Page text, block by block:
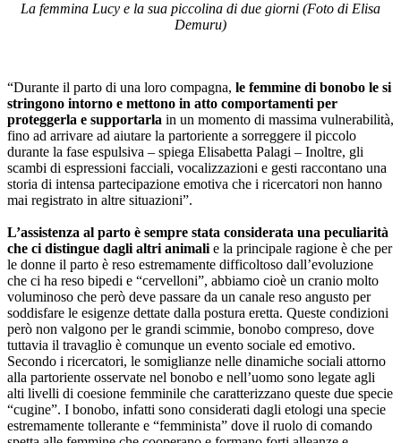
La femmina Lucy e la sua piccolina di due giorni (Foto di Elisa
Demuru)
“Durante il parto di una loro compagna, le femmine di bonobo le si
stringono intorno e mettono in atto comportamenti per
proteggerla e supportarla in un momento di massima vulnerabilità,
fino ad arrivare ad aiutare la partoriente a sorreggere il piccolo
durante la fase espulsiva – spiega Elisabetta Palagi – Inoltre, gli
scambi di espressioni facciali, vocalizzazioni e gesti raccontano una
storia di intensa partecipazione emotiva che i ricercatori non hanno
mai registrato in altre situazioni”.
L’assistenza al parto è sempre stata considerata una peculiarità
che ci distingue dagli altri animali e la principale ragione è che per
le donne il parto è reso estremamente difficoltoso dall’evoluzione
che ci ha reso bipedi e “cervelloni”, abbiamo cioè un cranio molto
voluminoso che però deve passare da un canale reso angusto per
soddisfare le esigenze dettate dalla postura eretta. Queste condizioni
però non valgono per le grandi scimmie, bonobo compreso, dove
tuttavia il travaglio è comunque un evento sociale ed emotivo.
Secondo i ricercatori, le somiglianze nelle dinamiche sociali attorno
alla partoriente osservate nel bonobo e nell’uomo sono legate agli
alti livelli di coesione femminile che caratterizzano queste due specie
“cugine”. I bonobo, infatti sono considerati dagli etologi una specie
estremamente tollerante e “femminista” dove il ruolo di comando